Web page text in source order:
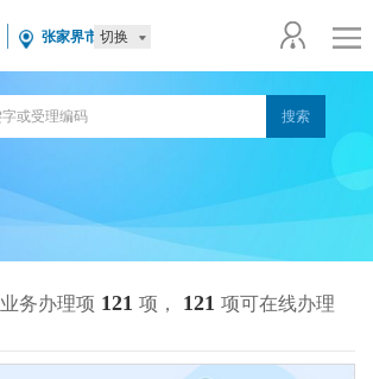
张家界市 切换
业务办理项 121 项， 121 项可在线办理